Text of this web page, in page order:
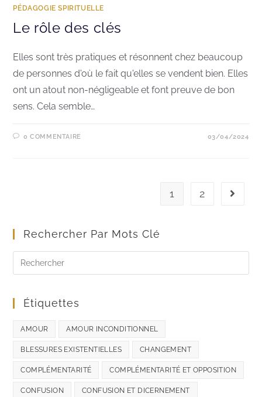
PÉDAGOGIE SPIRITUELLE
Le rôle des clés
Elles sont très pratiques et résonnent chez beaucoup
de personnes d'où le fait qu'elles se vendent bien. Elles
ont un atout non-négligeable et font preuve de bon
sens. Cela semble…
0 COMMENTAIRE 03/04/2024
1 2
Rechercher Par Mots Clé
Étiquettes
AMOUR AMOUR INCONDITIONNEL
BLESSURES EXISTENTIELLES CHANGEMENT
COMPLÉMENTARITÉ COMPLÉMENTARITÉ ET OPPOSITION
CONFUSION CONFUSION ET DICERNEMENT